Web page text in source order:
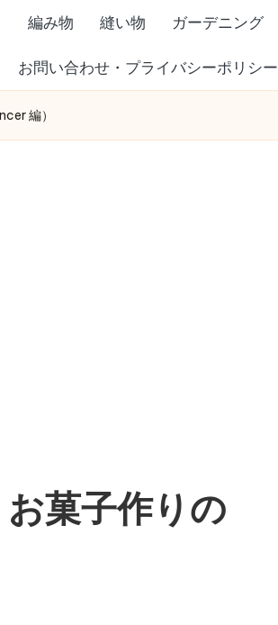
編み物 縫い物 ガーデニング
お問い合わせ・プライバシーポリシー
編）
菓子作りの